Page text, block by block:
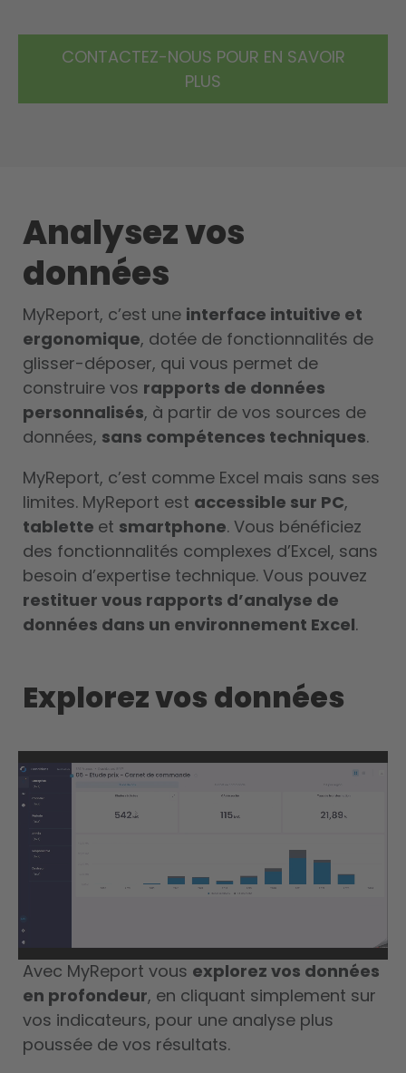
CONTACTEZ-NOUS POUR EN SAVOIR
PLUS
Analysez vos
données
MyReport, c’est une interface intuitive et
ergonomique, dotée de fonctionnalités de
glisser-déposer, qui vous permet de
construire vos rapports de données
personnalisés, à partir de vos sources de
données, sans compétences techniques.
MyReport, c’est comme Excel mais sans ses
limites. MyReport est accessible sur PC,
tablette et smartphone. Vous bénéficiez
des fonctionnalités complexes d’Excel, sans
besoin d’expertise technique. Vous pouvez
restituer vous rapports d’analyse de
données dans un environnement Excel.
Explorez vos données
Avec MyReport vous explorez vos données
en profondeur, en cliquant simplement sur
vos indicateurs, pour une analyse plus
poussée de vos résultats.